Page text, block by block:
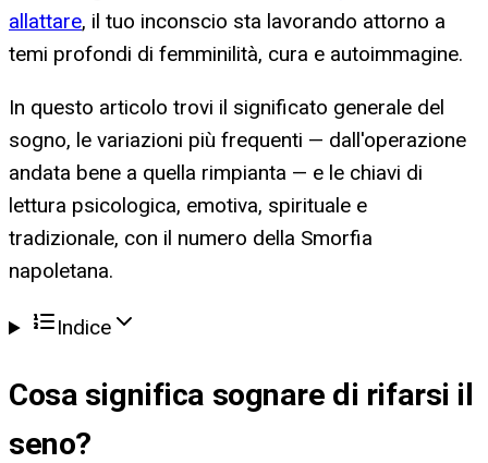
allattare, il tuo inconscio sta lavorando attorno a
temi profondi di femminilità, cura e autoimmagine.
In questo articolo trovi il significato generale del
sogno, le variazioni più frequenti — dall'operazione
andata bene a quella rimpianta — e le chiavi di
lettura psicologica, emotiva, spirituale e
tradizionale, con il numero della Smorfia
napoletana.
Indice
Cosa significa sognare di rifarsi il
seno?